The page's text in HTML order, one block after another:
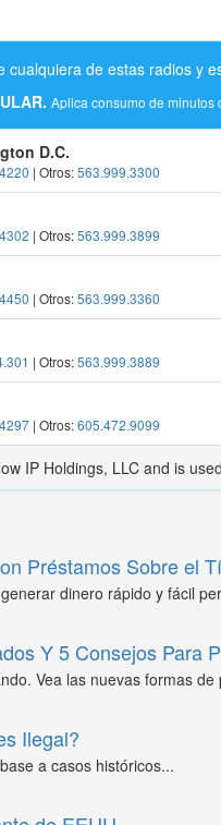
de estas radios y
Aplica consumo de minutos
D.C.
| Otros:563.999.3300
| Otros:563.999.3899
| Otros:563.999.3360
| Otros:563.999.3889
| Otros:605.472.9099
IP Holdings, LLC and is
Préstamos Sobre el
dinero rápido y fácil
Y 5 Consejos Para
Vea las nuevas formas
Ilegal?
a casos históricos...